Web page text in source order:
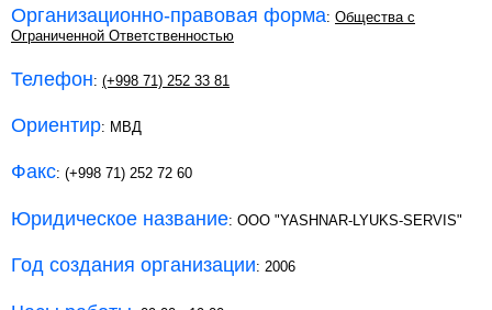
Организационно-правовая форма: Общества с
Ограниченной Ответственностью
Телефон: (+998 71) 252 33 81
Ориентир: МВД
Факс: (+998 71) 252 72 60
Юридическое название: ООО "YASHNAR-LYUKS-SERVIS"
Год создания организации: 2006